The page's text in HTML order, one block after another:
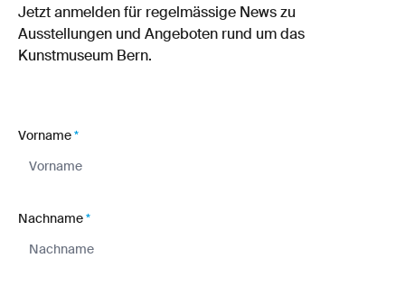
Jetzt anmelden für regelmässige News zu
Ausstellungen und Angeboten rund um das
Kunstmuseum Bern.
Vorname *
Nachname *